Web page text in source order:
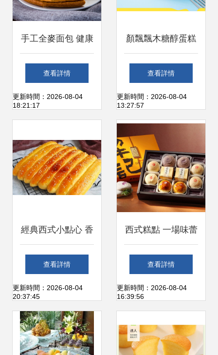
手工全麥面包 健康
早餐與西式糕點的
選擇對比
查看詳情
更新時間：2026-08-04
18:21:17
顏飄飄木糖醇蛋糕
無糖西式糕點的甜
蜜革新
查看詳情
更新時間：2026-08-04
13:27:57
經典西式小點心 香
軟甜蜜，一口過癮
的烤箱美食
查看詳情
更新時間：2026-08-04
20:37:45
西式糕點 一場味蕾
上的優雅旅程
查看詳情
更新時間：2026-08-04
16:39:56